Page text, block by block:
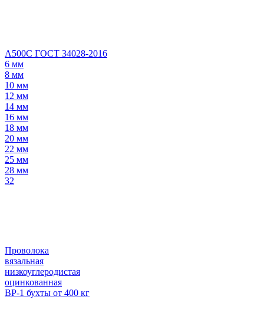
А500С ГОСТ 34028-2016
6 мм
8 мм
10 мм
12 мм
14 мм
16 мм
18 мм
20 мм
22 мм
25 мм
28 мм
32
Проволока
вязальная
низкоуглеродистая
оцинкованная
ВР-1 бухты от 400 кг